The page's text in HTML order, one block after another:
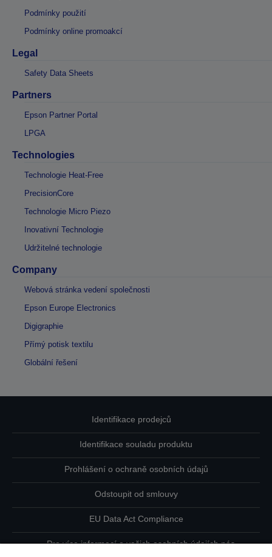
Podmínky použití
Podmínky online promoakcí
Legal
Safety Data Sheets
Partners
Epson Partner Portal
LPGA
Technologies
Technologie Heat-Free
PrecisionCore
Technologie Micro Piezo
Inovativní Technologie
Udržitelné technologie
Company
Webová stránka vedení společnosti
Epson Europe Electronics
Digigraphie
Přímý potisk textilu
Globální řešení
Identifikace prodejců
Identifikace souladu produktu
Prohlášení o ochraně osobních údajů
Odstoupit od smlouvy
EU Data Act Compliance
Pro více informací o vašich osobních údajích nás